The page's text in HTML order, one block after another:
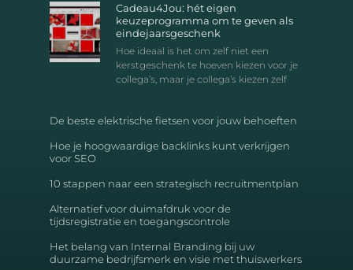
Cadeau4Jou: hét eigen
keuzeprogramma om te geven als
eindejaarsgeschenk
Hoe ideaal is het om zelf niet een
kerstgeschenk te hoeven kiezen voor je
collega’s, maar je collega’s kiezen zelf
De beste elektrische fietsen voor jouw behoeften
Hoe je hoogwaardige backlinks kunt verkrijgen
voor SEO
10 stappen naar een strategisch recruitmentplan
Alternatief voor duimafdruk voor de
tijdsregistratie en toegangscontrole
Het belang van Internal Branding bij uw
duurzame bedrijfsmerk en visie met thuiswerkers